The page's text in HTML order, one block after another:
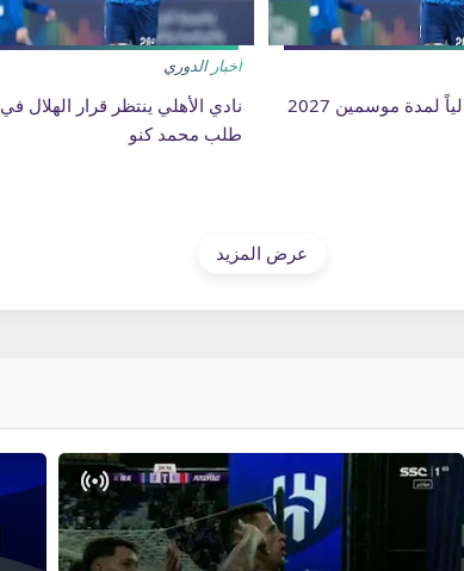
لمدة موسمين 2027
أخبار الدوري
نادي الأهلي ينتظر قرار الهلال في
طلب محمد كنو
عرض المزيد